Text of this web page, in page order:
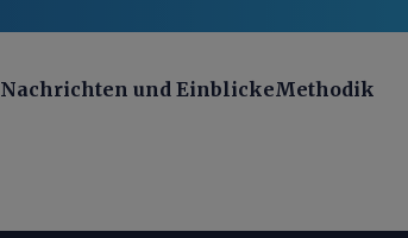
Nachrichten und EinblickeMethodik